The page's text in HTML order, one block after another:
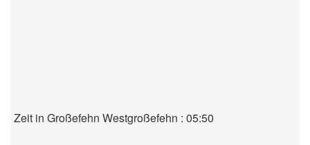
Zeit in Großefehn Westgroßefehn : 05:50